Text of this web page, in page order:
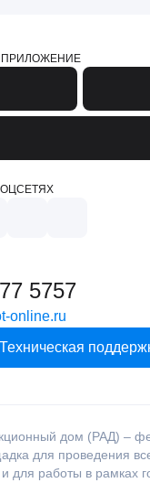
5757
online.ru
Техническая
дом (РАД) –
для проведения
для работы в рамках